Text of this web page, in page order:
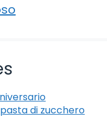
di zucchero